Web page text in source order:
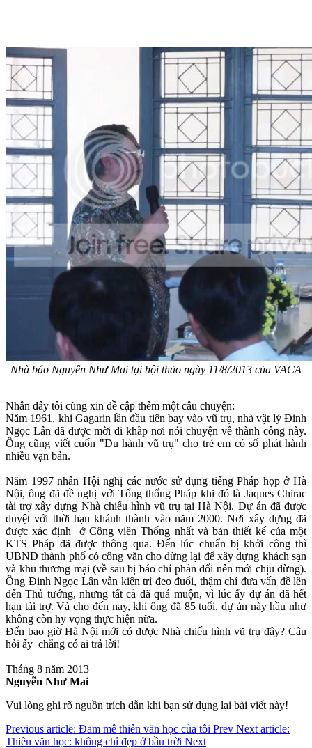
Nhà báo Nguyễn Như Mai tại hội thảo ngày 11/8/2013 của VACA
Nhân đây tôi cũng xin đề cập thêm một câu chuyện:
Năm 1961, khi Gagarin lần đầu tiên bay vào vũ trụ, nhà vật lý Đinh
Ngọc Lân đã được mời đi khắp nơi nói chuyện về thành công này.
Ông cũng viết cuốn "Du hành vũ trụ" cho trẻ em có số phát hành
nhiều vạn bản.
Năm 1997 nhân Hội nghị các nước sử dụng tiếng Pháp họp ở Hà
Nội, ông đã đề nghị với Tổng thống Pháp khi đó là Jaques Chirac
tài trợ xây dựng Nhà chiếu hình vũ trụ tại Hà Nội. Dự án đã được
duyệt với thời hạn khánh thành vào năm 2000. Nơi xây dựng đã
được xác định ở Công viên Thống nhất và bản thiết kế của một
KTS Pháp đã được thông qua. Đến lúc chuẩn bị khởi công thì
UBND thành phố có công văn cho dừng lại để xây dựng khách sạn
và khu thương mại (về sau bị báo chí phản đối nên mới chịu dừng).
Ông Đinh Ngọc Lân vẫn kiên trì đeo đuổi, thậm chí đưa vấn đề lên
đến Thủ tướng, nhưng tất cả đã quá muộn, vì lúc ấy dự án đã hết
hạn tài trợ. Và cho đến nay, khi ông đã 85 tuổi, dự án này hầu như
không còn hy vọng thực hiện nữa.
Đến bao giờ Hà Nội mới có được Nhà chiếu hình vũ trụ đây? Câu
hỏi ấy chẳng có ai trả lời!
Tháng 8 năm 2013
Nguyễn Như Mai
Vui lòng ghi rõ nguồn trích dẫn khi bạn sử dụng lại bài viết này!
Previous article: Đam mê thiên văn học của tôi Prev Next article:
Thiên văn học: không chỉ đẹp ở bầu trời Next